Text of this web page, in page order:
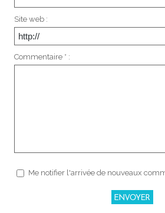
Site web :
Commentaire * :
Me notifier l'arrivée de nouveaux